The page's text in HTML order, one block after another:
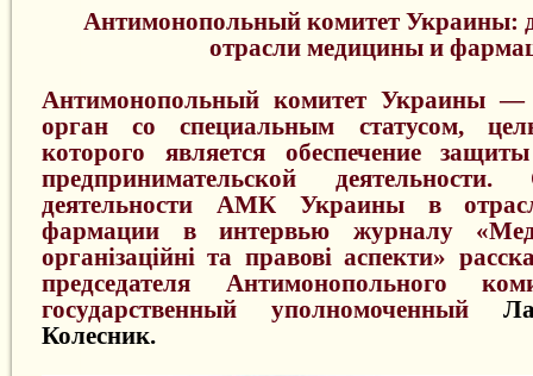
Антимонопольный комитет Украины:
отрасли медицины и
Антимонопольный комитет Украины —
орган со специальным статусом,
которого является обеспечение
предпринимательской
деятельности АМК Украины в
фармации в интервью журналу
організаційні та правові аспекти»
председателя Антимонопольного
государственный уполномоченный
Колесник.